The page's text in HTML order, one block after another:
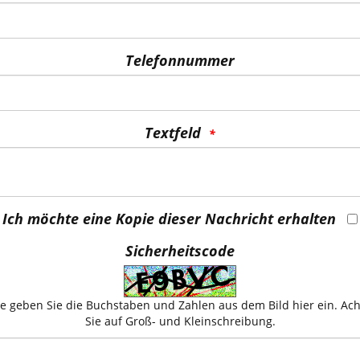
Telefonnummer
Textfeld
Ich möchte eine Kopie dieser Nachricht erhalten
Sicherheitscode
geben Sie die Buchstaben und Zahlen aus dem Bild hier ein.
Sie auf Groß- und Kleinschreibung.